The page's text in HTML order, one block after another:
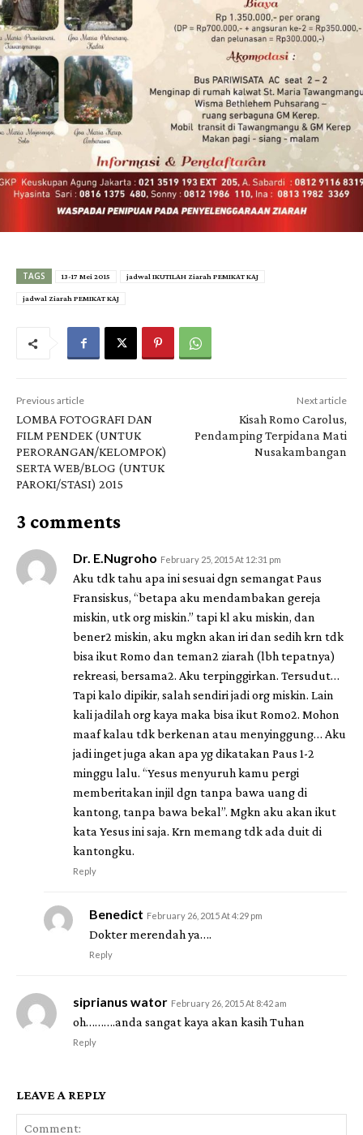
TAGS 13-17 Mei 2015 jadwal IKUTILAH Ziarah PEMIKAT KAJ
jadwal Ziarah PEMIKAT KAJ
Previous article
LOMBA FOTOGRAFI DAN
FILM PENDEK (UNTUK
PERORANGAN/KELOMPOK)
SERTA WEB/BLOG (UNTUK
PAROKI/STASI) 2015
Next article
Kisah Romo Carolus,
Pendamping Terpidana Mati
Nusakambangan
3 comments
Dr. E.Nugroho February 25, 2015 At 12:31 pm
Aku tdk tahu apa ini sesuai dgn semangat Paus
Fransiskus, “betapa aku mendambakan gereja
miskin, utk org miskin.” tapi kl aku miskin, dan
bener2 miskin, aku mgkn akan iri dan sedih krn tdk
bisa ikut Romo dan teman2 ziarah (lbh tepatnya)
rekreasi, bersama2. Aku terpinggirkan. Tersudut…
Tapi kalo dipikir, salah sendiri jadi org miskin. Lain
kali jadilah org kaya maka bisa ikut Romo2. Mohon
maaf kalau tdk berkenan atau menyinggung… Aku
jadi inget juga akan apa yg dikatakan Paus 1-2
minggu lalu. “Yesus menyuruh kamu pergi
memberitakan injil dgn tanpa bawa uang di
kantong, tanpa bawa bekal”. Mgkn aku akan ikut
kata Yesus ini saja. Krn memang tdk ada duit di
kantongku.
Reply
Benedict February 26, 2015 At 4:29 pm
Dokter merendah ya….
Reply
siprianus wator February 26, 2015 At 8:42 am
oh……….anda sangat kaya akan kasih Tuhan
Reply
LEAVE A REPLY